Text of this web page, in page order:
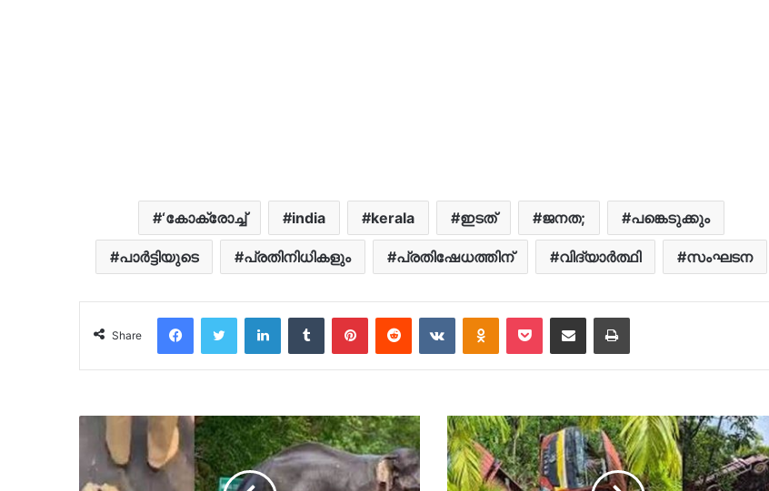
‘കോക്രോച്ച് india kerala ഇടത് ജനത; പങ്കെടുക്കും
പാർട്ടിയുടെ പ്രതിനിധികളും പ്രതിഷേധത്തിന് വിദ്യാർത്ഥി സംഘടന
Share
FacebookTwitter LinkedInTumblr PinterestReddit VKontakteOdnoklassniki
Pocket Share via Email Print